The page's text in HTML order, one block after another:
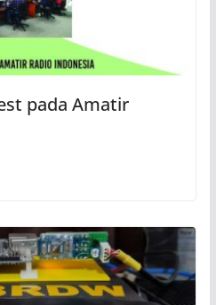
pada Amatir